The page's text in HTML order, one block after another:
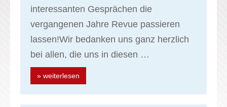
interessanten Gesprächen die
vergangenen Jahre Revue passieren
lassen!Wir bedanken uns ganz herzlich
bei allen, die uns in diesen …
» weiterlesen